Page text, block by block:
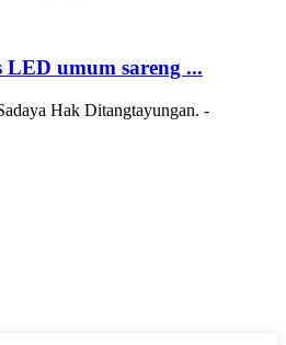
LED umum sareng ...
Hak Ditangtayungan. -